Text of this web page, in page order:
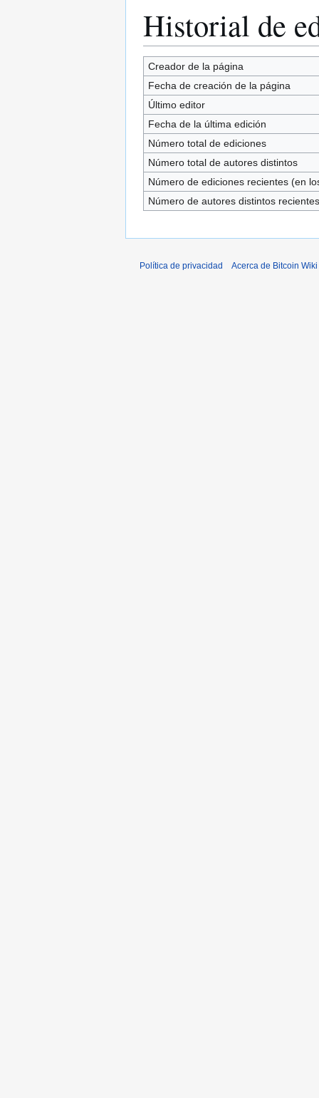
Historial de
Creador de la página
Fecha de creación de la página
Último editor
Fecha de la última edición
Número total de ediciones
Número total de autores distintos
Número de ediciones recientes (en
Número de autores distintos recientes
Política de privacidad Acerca de Bitcoin Wiki